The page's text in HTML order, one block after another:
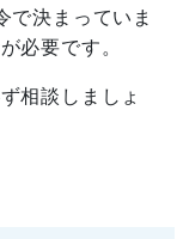
で決まっていま
必要です。
相談しましょ